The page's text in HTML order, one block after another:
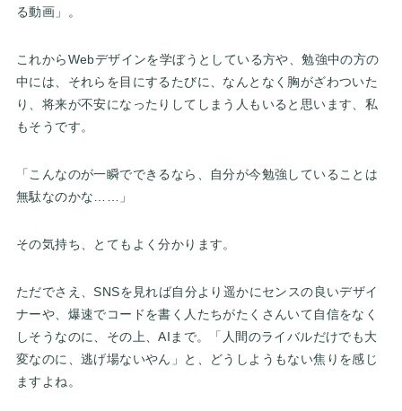
る動画」。
これからWebデザインを学ぼうとしている方や、勉強中の方の
中には、それらを目にするたびに、なんとなく胸がざわついた
り、将来が不安になったりしてしまう人もいると思います、私
もそうです。
「こんなのが一瞬でできるなら、自分が今勉強していることは
無駄なのかな……」
その気持ち、とてもよく分かります。
ただでさえ、SNSを見れば自分より遥かにセンスの良いデザイ
ナーや、爆速でコードを書く人たちがたくさんいて自信をなく
しそうなのに、その上、AIまで。「人間のライバルだけでも大
変なのに、逃げ場ないやん」と、どうしようもない焦りを感じ
ますよね。